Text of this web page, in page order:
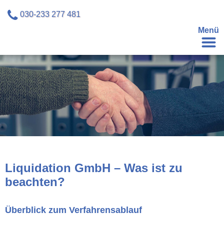
Menü
030-233 277 481
Liquidation GmbH – Was ist zu
beachten?
Überblick zum Verfahrensablauf